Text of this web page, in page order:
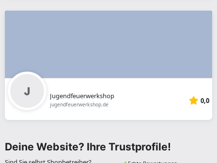
Jugendfeuerwerkshop
jugendfeuerwerkshop.de 0,0
Deine Website? Ihre Trustprofile!